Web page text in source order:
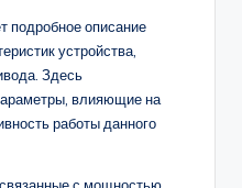
подробное описание
устройства,
Здесь
влияющие на
работы данного
с мощностью,